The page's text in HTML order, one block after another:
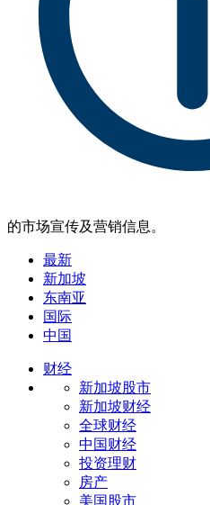
的市场宣传及营销信息。
最新
新加坡
东南亚
国际
中国
财经
新加坡股市
新加坡财经
全球财经
中国财经
投资理财
房产
美国股市